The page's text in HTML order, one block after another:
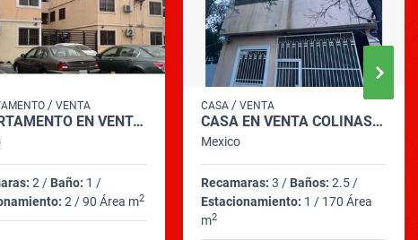
/VENTA
DEPARTAMENTO EN VENTA EN JARDÍN ESPAÑOL, SUR DE MONTERREY
2 / Baño: 1 /
2 / 90 Área m2
CASA /VENTA
CASA EN VENTA COLINAS DE VALLE VERDE
Mexico
Recamaras: 3 / Baños: 2.5 /
Estacionamiento: 1 / 170 Área
m2